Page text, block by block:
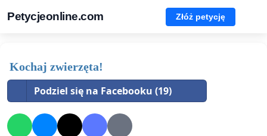
Petycjeonline.com Złóż petycję
Kochaj zwierzęta!
Podziel się na Facebooku (19)